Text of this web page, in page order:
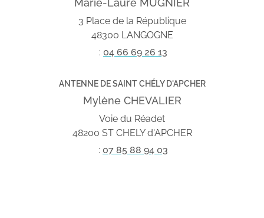
Marie-Laure MUGNIER
3 Place de la République
48300 LANGOGNE
: 04 66 69 26 13
ANTENNE DE SAINT CHÉLY D'APCHER
Mylène CHEVALIER
Voie du Réadet
48200 ST CHELY d'APCHER
: 07 85 88 94 03